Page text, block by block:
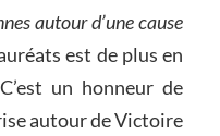
autour d’une cause
est de plus en
un honneur de
autour de Victoire